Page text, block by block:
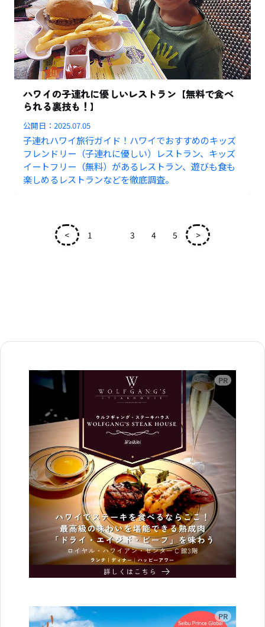
ハワイの子連れに優しいレストラン【無料で食べ
られる裏技も！】
公開日：2025.07.05
子連れハワイ旅行ガイド！ハワイでおすすめのキッズ
フレンドリー（子連れに優しい）レストラン、キッズ
イートフリー（無料）があるレストラン、遊びも食も
楽しめるレストランなどを徹底調査。
< 1 3 4 5 >
広告
広告